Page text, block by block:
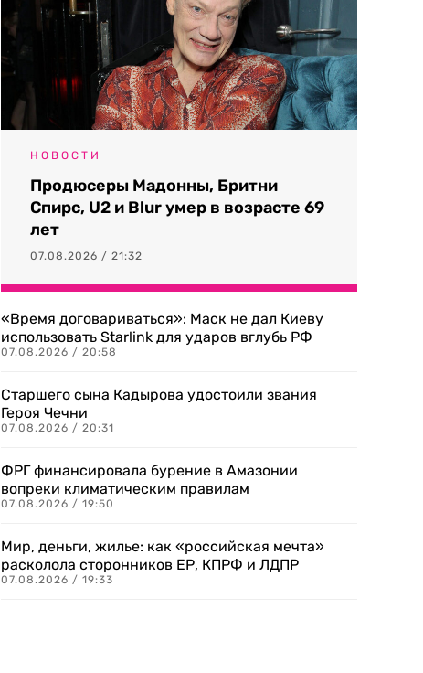
НОВОСТИ
Продюсеры Мадонны, Бритни
Спирс, U2 и Blur умер в возрасте 69
лет
07.08.2026 / 21:32
«Время договариваться»: Маск не дал Киеву
использовать Starlink для ударов вглубь РФ
07.08.2026 / 20:58
Старшего сына Кадырова удостоили звания
Героя Чечни
07.08.2026 / 20:31
ФРГ финансировала бурение в Амазонии
вопреки климатическим правилам
07.08.2026 / 19:50
Мир, деньги, жилье: как «российская мечта»
расколола сторонников ЕР, КПРФ и ЛДПР
07.08.2026 / 19:33